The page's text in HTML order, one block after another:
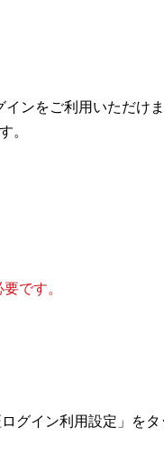
ンをご利用いただけま
。
です。
グイン利用設定」をタ